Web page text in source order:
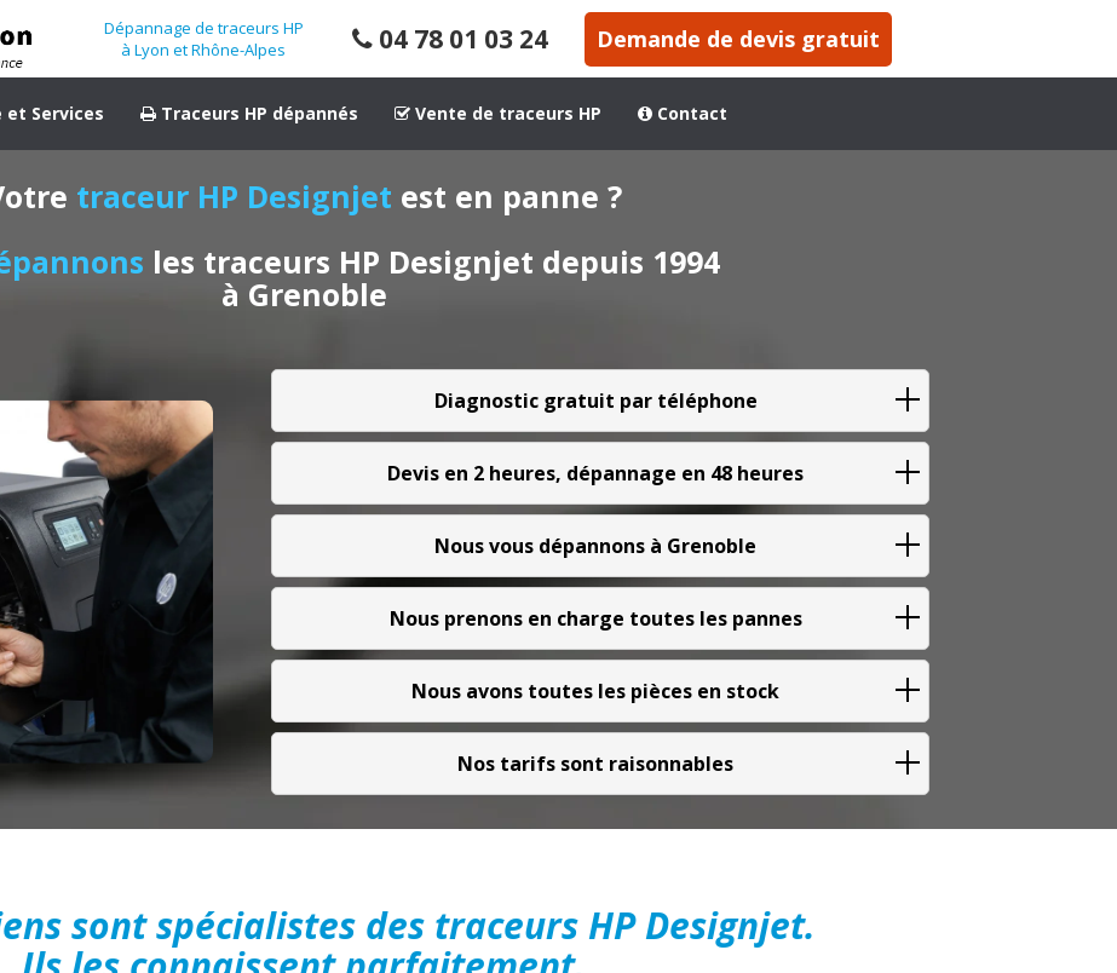
Dépannage de traceurs HP
à Lyon et Rhône-Alpes
04 78 01 03 24 Demande de devis gratuit
Services Traceurs HP dépannés Vente de traceurs HP Contact
traceur HP Designjet est en panne ?
les traceurs HP Designjet depuis 1994
à Grenoble
Diagnostic gratuit par téléphone
Devis en 2 heures, dépannage en 48 heures
Nous vous dépannons à Grenoble
Nous prenons en charge toutes les pannes
Nous avons toutes les pièces en stock
Nos tarifs sont raisonnables
sont spécialistes des traceurs HP Designjet.